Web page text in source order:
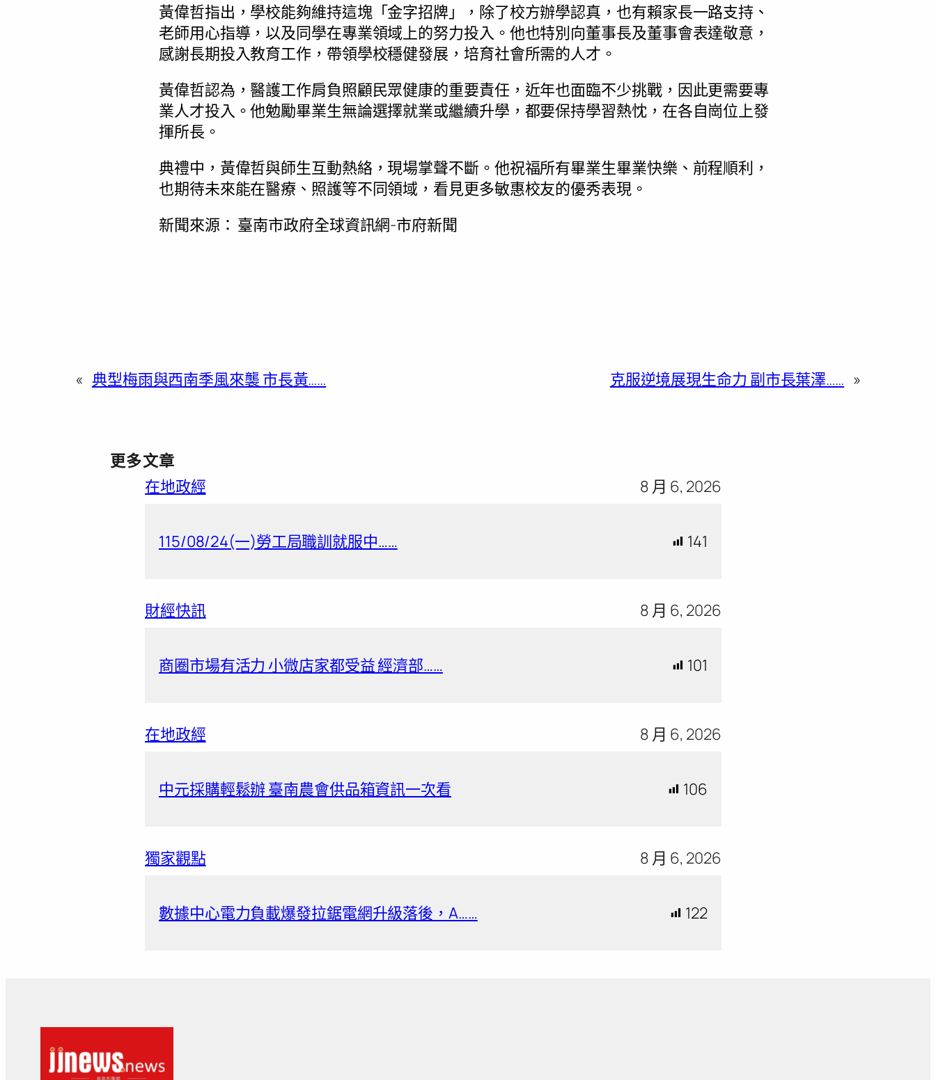
黃偉哲指出，學校能夠維持這塊「金字招牌」，除了校方辦學認真，也有賴家長一路支持、
老師用心指導，以及同學在專業領域上的努力投入。他也特別向董事長及董事會表達敬意，
感謝長期投入教育工作，帶領學校穩健發展，培育社會所需的人才。
黃偉哲認為，醫護工作肩負照顧民眾健康的重要責任，近年也面臨不少挑戰，因此更需要專
業人才投入。他勉勵畢業生無論選擇就業或繼續升學，都要保持學習熱忱，在各自崗位上發
揮所長。
典禮中，黃偉哲與師生互動熱絡，現場掌聲不斷。他祝福所有畢業生畢業快樂、前程順利，
也期待未來能在醫療、照護等不同領域，看見更多敏惠校友的優秀表現。
新聞來源： 臺南市政府全球資訊網-市府新聞
« 典型梅雨與西南季風來襲 市長黃…… 克服逆境展現生命力 副市長葉澤…… »
更多文章
在地政經
8 月 6, 2026
115/08/24(一)勞工局職訓就服中…… 141
財經快訊 8 月 6, 2026
商圈市場有活力 小微店家都受益 經濟部…… 101
在地政經 8 月 6, 2026
中元採購輕鬆辦 臺南農會供品箱資訊一次看 106
獨家觀點 8 月 6, 2026
數據中心電力負載爆發拉鋸電網升級落後，A…… 122